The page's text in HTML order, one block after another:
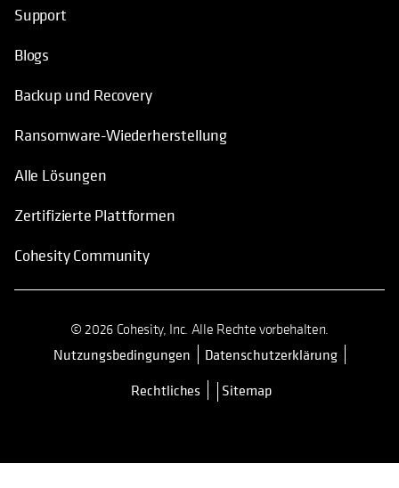
Support
Blogs
Backup und Recovery
Ransomware-Wiederherstellung
Alle Lösungen
Zertifizierte Plattformen
Cohesity Community
© 2026 Cohesity, Inc. Alle Rechte vorbehalten.
Nutzungsbedingungen wird in einer neuen Registerkarte
Datenschutzerklärung
Rechtliches
Sitemap